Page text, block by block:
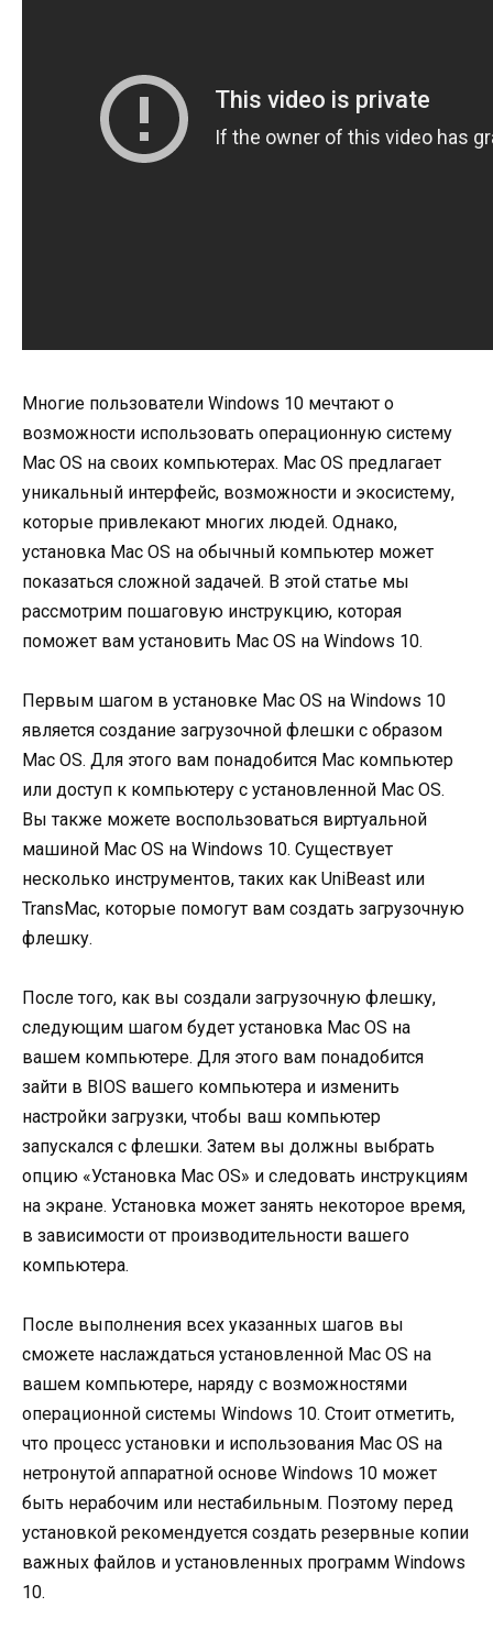
Многие пользователи Windows 10 мечтают о
возможности использовать операционную систему
Mac OS на своих компьютерах. Mac OS предлагает
уникальный интерфейс, возможности и экосистему,
которые привлекают многих людей. Однако,
установка Mac OS на обычный компьютер может
показаться сложной задачей. В этой статье мы
рассмотрим пошаговую инструкцию, которая
поможет вам установить Mac OS на Windows 10.
Первым шагом в установке Mac OS на Windows 10
является создание загрузочной флешки с образом
Mac OS. Для этого вам понадобится Mac компьютер
или доступ к компьютеру с установленной Mac OS.
Вы также можете воспользоваться виртуальной
машиной Mac OS на Windows 10. Существует
несколько инструментов, таких как UniBeast или
TransMac, которые помогут вам создать загрузочную
флешку.
После того, как вы создали загрузочную флешку,
следующим шагом будет установка Mac OS на
вашем компьютере. Для этого вам понадобится
зайти в BIOS вашего компьютера и изменить
настройки загрузки, чтобы ваш компьютер
запускался с флешки. Затем вы должны выбрать
опцию «Установка Mac OS» и следовать инструкциям
на экране. Установка может занять некоторое время,
в зависимости от производительности вашего
компьютера.
После выполнения всех указанных шагов вы
сможете наслаждаться установленной Mac OS на
вашем компьютере, наряду с возможностями
операционной системы Windows 10. Стоит отметить,
что процесс установки и использования Mac OS на
нетронутой аппаратной основе Windows 10 может
быть нерабочим или нестабильным. Поэтому перед
установкой рекомендуется создать резервные копии
важных файлов и установленных программ Windows
10.